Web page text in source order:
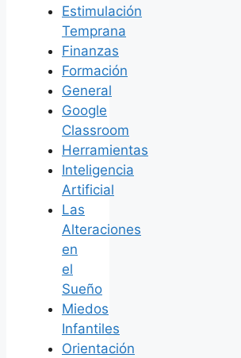
Estimulación
Temprana
Finanzas
Formación
General
Google
Classroom
Herramientas
Inteligencia
Artificial
Las
Alteraciones
en
el
Sueño
Miedos
Infantiles
Orientación